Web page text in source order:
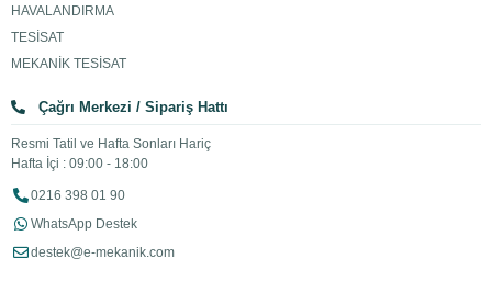
HAVALANDIRMA
TESİSAT
MEKANİK TESİSAT
Çağrı Merkezi / Sipariş Hattı
Resmi Tatil ve Hafta Sonları Hariç
Hafta İçi : 09:00 - 18:00
0216 398 01 90
WhatsApp Destek
destek@e-mekanik.com